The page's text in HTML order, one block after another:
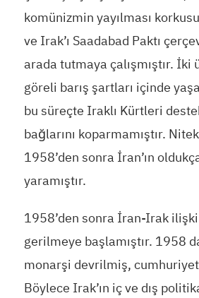
komünizmin yayılması
ve Irak’ı Saadabad Paktı
arada tutmaya çalışmıştır. İki
göreli barış şartları içinde
bu süreçte Iraklı Kürtleri
bağlarını koparmamıştır.
1958’den sonra İran’ın
yaramıştır.
1958’den sonra İran-Irak
gerilmeye başlamıştır. 1958
monarşi devrilmiş,
Böylece Irak’ın iç ve dış